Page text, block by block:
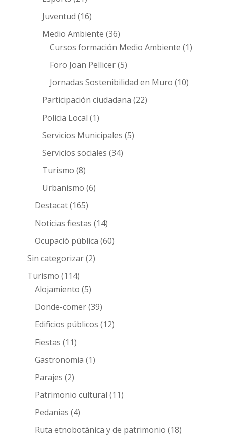
Juventud (16)
Medio Ambiente (36)
Cursos formación Medio Ambiente (1)
Foro Joan Pellicer(5)
Jornadas Sostenibilidad en Muro (10)
Participación ciudadana (22)
Policia Local (1)
Servicios Municipales (5)
Servicios sociales (34)
Turismo (8)
Urbanismo (6)
Destacat(165)
Noticias fiestas (14)
Ocupació pública (60)
Sin categorizar(2)
Turismo (114)
Alojamiento (5)
Donde-comer(39)
Edificios públicos (12)
Fiestas (11)
Gastronomia (1)
Parajes (2)
Patrimonio cultural (11)
Pedanias (4)
Ruta etnobotànica y de patrimonio (18)